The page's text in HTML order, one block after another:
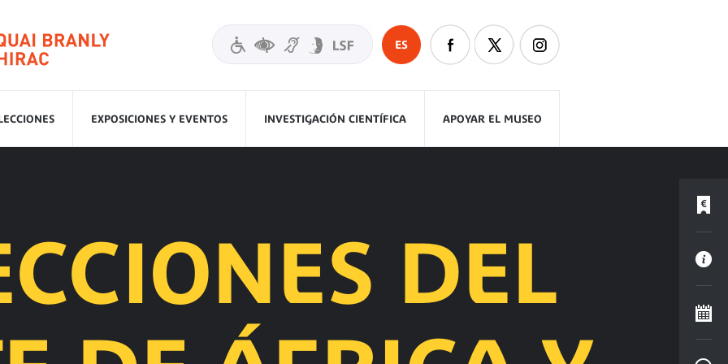
ES
EXPOSICIONES Y EVENTOS INVESTIGACIÓN CIENTÍFICA APOYAR EL MUSEO
DEL